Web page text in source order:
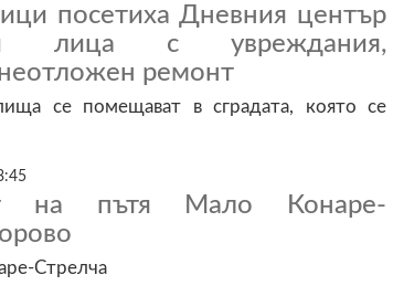
посетиха Дневния център
лица с увреждания,
ремонт
се помещават в сградата, която се
на пътя Мало Конаре-
Стрелча